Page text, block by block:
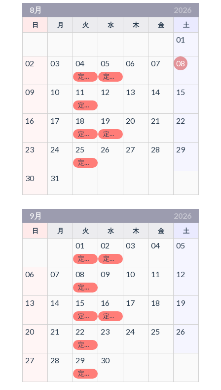
8月 2026
日 月 火 水 木 金 土
01
02 03 04
定休日
05
定休日
06 07 08
09 10 11
定休日
12 13 14 15
16 17 18
定休日
19
定休日
20 21 22
23 24 25
定休日
26 27 28 29
30 31
9月 2026
日 月 火 水 木 金 土
01
定休日
02
定休日
03 04 05
06 07 08
定休日
09 10 11 12
13 14 15
定休日
16
定休日
17 18 19
20 21 22
定休日
23 24 25 26
27 28 29
定休日
30